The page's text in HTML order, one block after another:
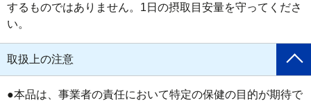
するものではありません。1日の摂取目安量を守ってくださ
い。
取扱上の注意
●本品は、事業者の責任において特定の保健の目的が期待で